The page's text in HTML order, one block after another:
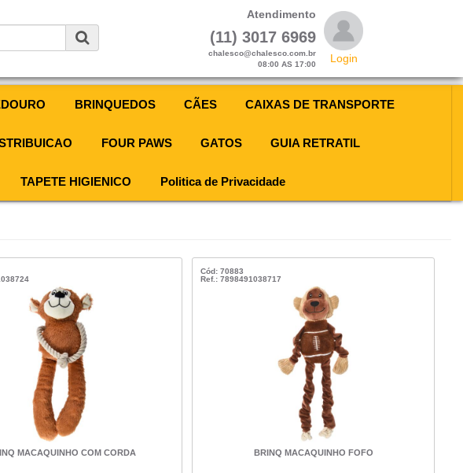
Atendimento
(11) 3017 6969
chalesco@chalesco.com.br
08:00 AS 17:00
Login
BRINQUEDOS CÃES CAIXAS DE TRANSPORTE
FOUR PAWS GATOS GUIA RETRATIL
TAPETE HIGIENICO Politica de Privacidade
MACAQUINHO COM CORDA
Cód: 70883
Ref.: 7898491038717
BRINQ MACAQUINHO FOFO